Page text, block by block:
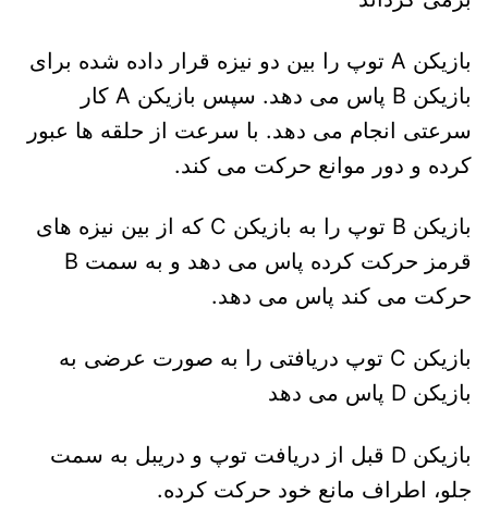
بازیکن A توپ را بین دو نیزه قرار داده شده برای
بازیکن B پاس می دهد. سپس بازیکن A کار
سرعتی انجام می دهد. با سرعت از حلقه ها عبور
کرده و دور موانع حرکت می کند.
بازیکن B توپ را به بازیکن C که از بین نیزه های
قرمز حرکت کرده پاس می دهد و به سمت B
حرکت می کند پاس می دهد.
بازیکن C توپ دریافتی را به صورت عرضی به
بازیکن D پاس می دهد
بازیکن D قبل از دریافت توپ و دریبل به سمت
جلو، اطراف مانع خود حرکت کرده.